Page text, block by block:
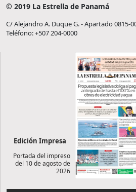
© 2019 La Estrella de Panamá
C/ Alejandro A. Duque G. - Apartado 0815-
Teléfono: +507 204-0000
Edición Impresa
Portada del impreso
del 10 de agosto de
2026